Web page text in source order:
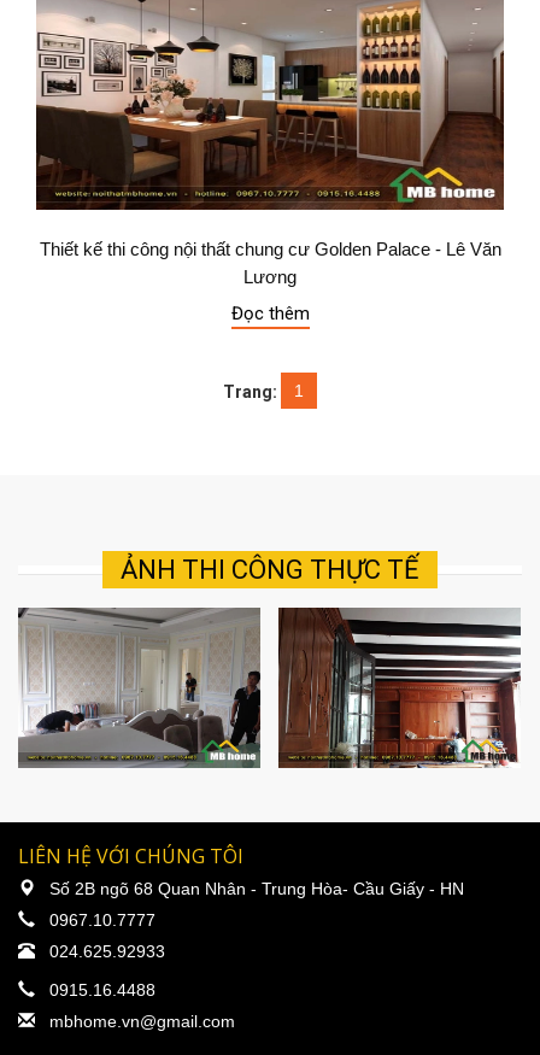
Thiết kế thi công nội thất chung cư Golden Palace - Lê Văn
Lương
Đọc thêm
Trang: 1
ẢNH THI CÔNG THỰC TẾ
LIÊN HỆ VỚI CHÚNG TÔI
Số 2B ngõ 68 Quan Nhân - Trung Hòa- Cầu Giấy - HN
0967.10.7777
024.625.92933
0915.16.4488
mbhome.vn@gmail.com